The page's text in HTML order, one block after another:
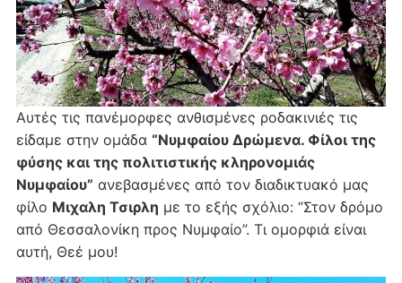
Αυτές τις πανέμορφες ανθισμένες ροδακινιές τις
είδαμε στην ομάδα “Νυμφαίου Δρώμενα. Φίλοι της
φύσης και της πολιτιστικής κληρονομιάς
Νυμφαίου” ανεβασμένες από τον διαδικτυακό μας
φίλο Μιχαλη Τσιρλη με το εξής σχόλιο: “Στον δρόμο
από Θεσσαλονίκη προς Νυμφαίο”. Τι ομορφιά είναι
αυτή, Θεέ μου!